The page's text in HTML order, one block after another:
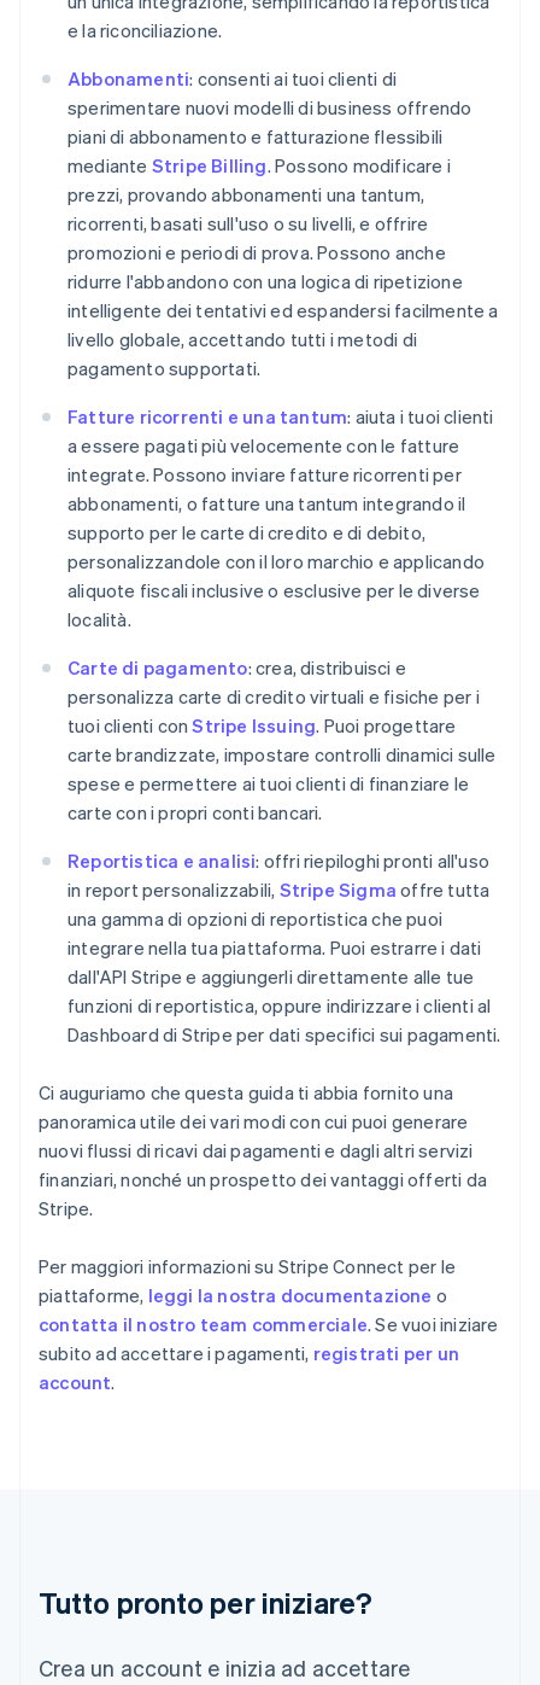
e la riconciliazione.
Abbonamenti: consenti ai tuoi clienti di
sperimentare nuovi modelli di business offrendo
piani di abbonamento e fatturazione flessibili
mediante Stripe Billing. Possono modificare i
prezzi, provando abbonamenti una tantum,
ricorrenti, basati sull'uso o su livelli, e offrire
promozioni e periodi di prova. Possono anche
ridurre l'abbandono con una logica di ripetizione
intelligente dei tentativi ed espandersi facilmente a
livello globale, accettando tutti i metodi di
pagamento supportati.
Fatture ricorrenti e una tantum: aiuta i tuoi clienti
a essere pagati più velocemente con le fatture
integrate. Possono inviare fatture ricorrenti per
abbonamenti, o fatture una tantum integrando il
supporto per le carte di credito e di debito,
personalizzandole con il loro marchio e applicando
aliquote fiscali inclusive o esclusive per le diverse
località.
Carte di pagamento: crea, distribuisci e
personalizza carte di credito virtuali e fisiche per i
tuoi clienti conStripe Issuing. Puoi progettare
carte brandizzate, impostare controlli dinamici sulle
spese e permettere ai tuoi clienti di finanziare le
carte con i propri conti bancari.
Reportistica e analisi: offri riepiloghi pronti all'uso
in report personalizzabili, Stripe Sigma offre tutta
una gamma di opzioni di reportistica che puoi
integrare nella tua piattaforma. Puoi estrarre i dati
dall'API Stripe e aggiungerli direttamente alle tue
funzioni di reportistica, oppure indirizzare i clienti al
Dashboard di Stripe per dati specifici sui pagamenti.
Ci auguriamo che questa guida ti abbia fornito una
panoramica utile dei vari modi con cui puoi generare
nuovi flussi di ricavi dai pagamenti e dagli altri servizi
finanziari, nonché un prospetto dei vantaggi offerti da
Stripe.
Per maggiori informazioni su Stripe Connect per le
piattaforme, leggi la nostra documentazione o
contatta il nostro team commerciale. Se vuoi iniziare
subito ad accettare i pagamenti, registrati per un
account.
Tutto pronto per iniziare?
Crea un account e inizia ad accettare
Australia
English
Austria
DeutschEnglish
Belgio
Nederlands Français Deutsch English
Brasile
Português
English
Canada
EnglishFrançais
Cina continentale
Cipro
English
English Italiano
Danimarca
English
Emirati Arabi Uniti
English
Estonia
English
Finlandia
Francia
FrançaisEnglish
Germania
Deutsch English
Giappone
日本語
English
Grecia
India
English
Irlanda
English
FrançaisDeutschEnglish